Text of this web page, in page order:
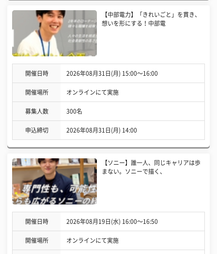
【中部電力】「きれいごと」を貫き、
想いを形にする！中部電
開催日時 2026年08月31日(月) 15:00〜16:00
開催場所 オンラインにて実施
募集人数 300名
申込締切 2026年08月31日(月) 14:00
【ソニー】誰一人、同じキャリアは歩
まない。ソニーで描く、
開催日時 2026年08月19日(水) 16:00〜16:50
開催場所 オンラインにて実施